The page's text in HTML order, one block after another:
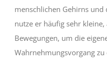
menschlichen Gehirns und
nutze er häufig sehr
Bewegungen, um die
Wahrnehmungsvorgang